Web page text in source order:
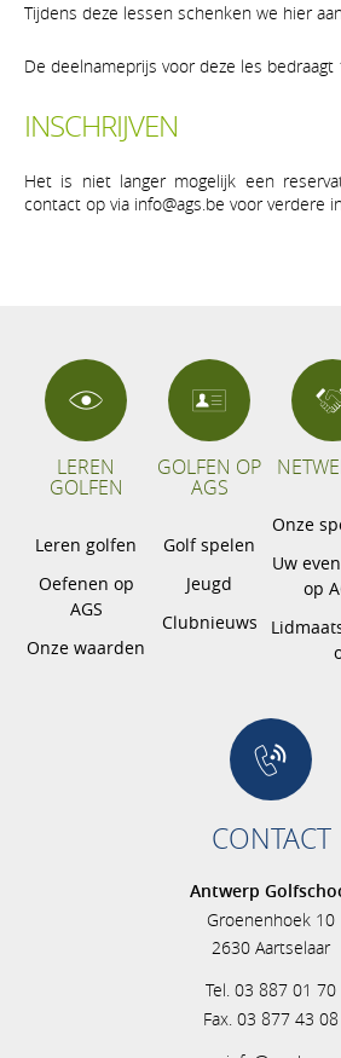
Tijdens deze lessen schenken we hier
De deelnameprijs voor deze les bedraagt
INSCHRIJVEN
Het is niet langer mogelijk een
contact op via info@ags.be voor verdere
LEREN
GOLFEN
Leren golfen
Oefenen op
AGS
Onze waarden
GOLFEN OP
AGS
Golf spelen
Jeugd
Clubnieuws
Onze
Uw
op
CONTACT
Antwerp
Groenenhoek 10
2630 Aartselaar
Tel. 03 887 01 70
Fax. 03 877 43 08